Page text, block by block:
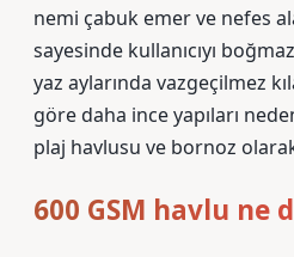
nemi çabuk emer ve nefes
sayesinde kullanıcıyı
yaz aylarında vazgeçilmez
göre daha ince yapıları
plaj havlusu ve bornoz
600 GSM havlu ne